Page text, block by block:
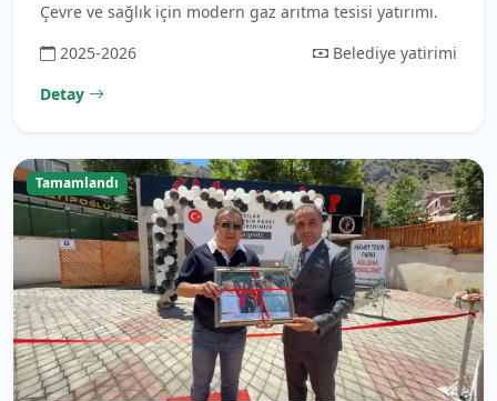
Çevre ve sağlık için modern gaz arıtma tesisi yatırımı.
2025-2026
Belediye yatirimi
Detay
Tamamlandı